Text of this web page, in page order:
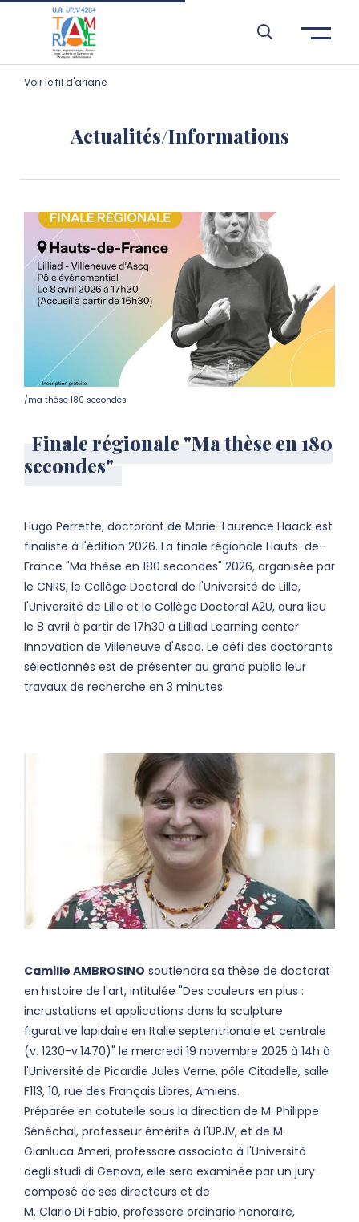
Aller à l’entête de page
Aller au menu principale
Aller au contenu principal
Aller à la recherche
Passer aux cookies
Aller au pied de page
Voir le fil d'ariane
Actualités/Informations
/ma thèse 180 secondes
Finale régionale "Ma thèse en 180
secondes"
Hugo Perrette, doctorant de Marie-Laurence Haack est
finaliste à l'édition 2026. La finale régionale Hauts-de-
France "Ma thèse en 180 secondes" 2026, organisée par
le CNRS, le Collège Doctoral de l'Université de Lille,
l'Université de Lille et le Collège Doctoral A2U, aura lieu
le 8 avril à partir de 17h30 à Lilliad Learning center
Innovation de Villeneuve d'Ascq. Le défi des doctorants
sélectionnés est de présenter au grand public leur
travaux de recherche en 3 minutes.
Camille AMBROSINO soutiendra sa thèse de doctorat
en histoire de l'art, intitulée "Des couleurs en plus :
incrustations et applications dans la sculpture
figurative lapidaire en Italie septentrionale et centrale
(v. 1230-v.1470)" le mercredi 19 novembre 2025 à 14h à
l'Université de Picardie Jules Verne, pôle Citadelle, salle
F113, 10, rue des Français Libres, Amiens.
Préparée en cotutelle sous la direction de M. Philippe
Sénéchal, professeur émérite à l'UPJV, et de M.
Gianluca Ameri, professore associato à l'Università
degli studi di Genova, elle sera examinée par un jury
composé de ses directeurs et de
M. Clario Di Fabio, professore ordinario honoraire,